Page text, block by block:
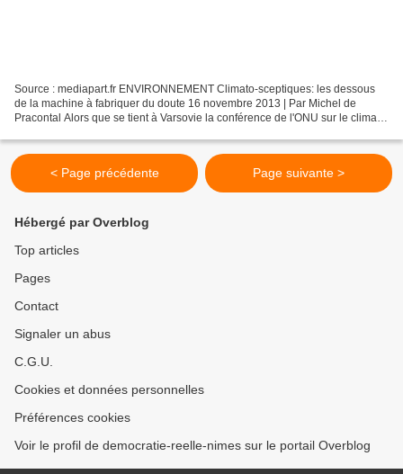
Source : mediapart.fr ENVIRONNEMENT Climato-sceptiques: les dessous
de la machine à fabriquer du doute 16 novembre 2013 | Par Michel de
Pracontal Alors que se tient à Varsovie la conférence de l'ONU sur le climat,
< Page précédente Page suivante >
Hébergé par Overblog
Top articles
Pages
Contact
Signaler un abus
C.G.U.
Cookies et données personnelles
Préférences cookies
Voir le profil de democratie-reelle-nimes sur le portail Overblog